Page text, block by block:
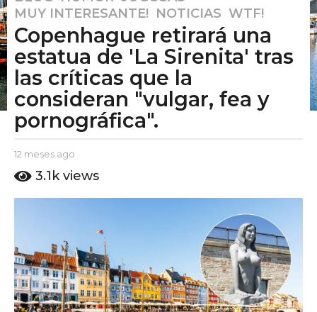
2
m
s
e
s
a
g
o
2
m
e
s
a
g
MUY INTERESANTE! ,NOTICIAS ,WTF!
Copenhague retirará una
estatua de 'La Sirenita' tras
las críticas que la
consideran "vulgar, fea y
pornográfica".
b
E
o
A
m
o
12 meses ago
m
a
g
o
3.1k views